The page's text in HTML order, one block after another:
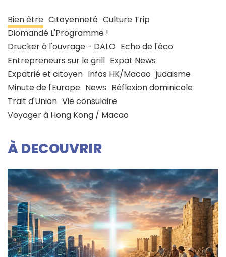
Bien être Citoyenneté Culture Trip
Diomandé L'Programme !
Drucker à l'ouvrage - DALO Echo de l'éco
Entrepreneurs sur le grill Expat News
Expatrié et citoyen Infos HK/Macao judaisme
Minute de l'Europe News Réflexion dominicale
Trait d'Union Vie consulaire
Voyager à Hong Kong / Macao
À DECOUVRIR